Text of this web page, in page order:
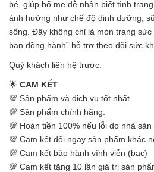
bé, giúp bố mẹ dễ nhận biết tình
ảnh hưởng như chế độ dinh dưỡng,
sống. Đây không chỉ là món trang
bạn đồng hành” hỗ trợ theo dõi sức
Quý khách liên hệ trước.
🌟 CAM KẾT
💯 Sản phẩm và dịch vụ tốt nhất.
💯 Sản phẩm chính hãng.
💯 Hoàn tiền 100% nếu lỗi do nhà sản
💯 Cam kết đổi ngay sản phẩm khác
💯 Cam kết bảo hành vĩnh viễn (bạc)
💯 Cam kết tặng 10 lần giá trị sản